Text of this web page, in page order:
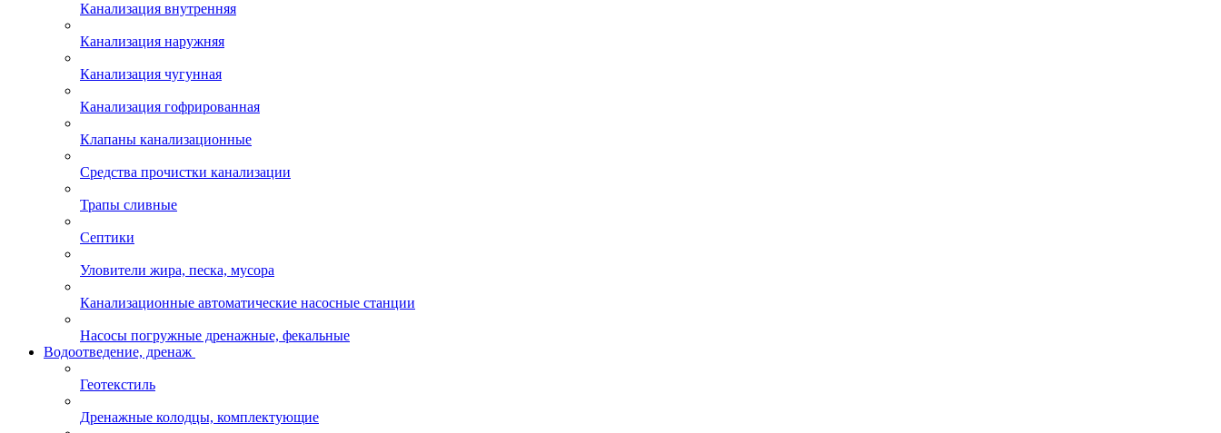
Канализация внутренняя
Канализация наружняя
Канализация чугунная
Канализация гофрированная
Клапаны канализационные
Средства прочистки канализации
Трапы сливные
Септики
Уловители жира, песка, мусора
Канализационные автоматические насосные станции
Насосы погружные дренажные, фекальные
Водоотведение, дренаж
Геотекстиль
Дренажные колодцы, комплектующие